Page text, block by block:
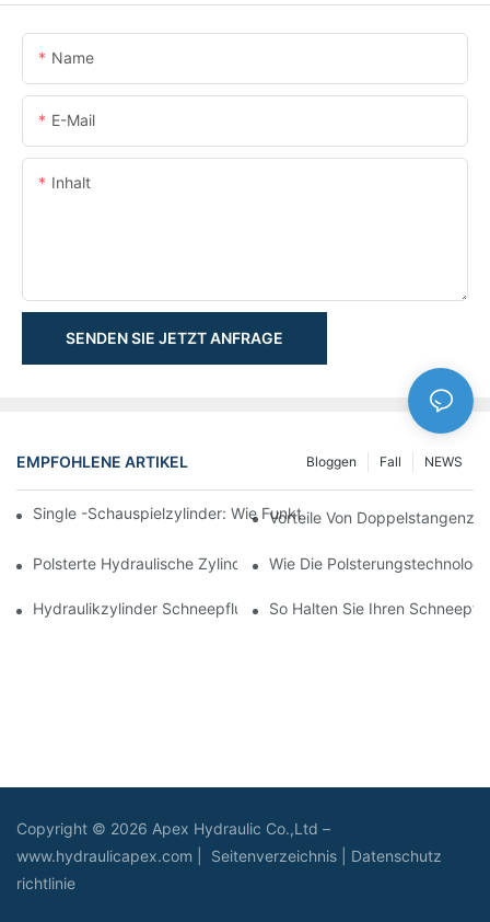
Name
E-Mail
Inhalt
SENDEN SIE JETZT ANFRAGE
EMPFOHLENE ARTIKEL NEWS
Fall
Bloggen
Single -Schauspielzylinder: Wie Funktioniert Es & Gemeinsame
Vorteile Von
Polsterte Hydraulische Zylinder: Verringerung Der Auswirkung
Wie Die
Hydraulikzylinder Schneepflug: Schlüsselmerkmale Für Harte
So Halten Sie Ihren
Copyright © 2026 Apex Hydraulic Co.,Ltd –
www.hydraulicapex.com | Seitenverzeichnis
Datenschutz
richtlinie